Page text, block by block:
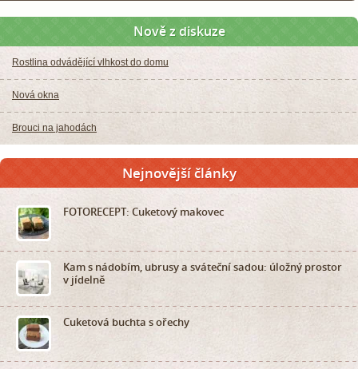
Nově z diskuze
Rostlina odvádějící vlhkost do domu
Nová okna
Brouci na jahodách
Nejnovější články
FOTORECEPT: Cuketový makovec
Kam s nádobím, ubrusy a sváteční sadou: úložný prostor
v jídelně
Cuketová buchta s ořechy